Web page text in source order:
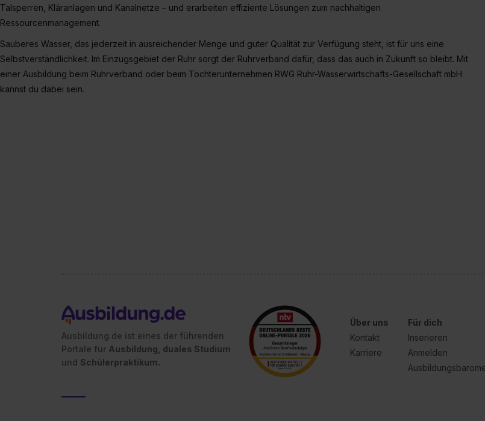
Talsperren, Kläranlagen und Kanalnetze – und erarbeiten effiziente Lösungen zum nachhaltigen
Ressourcenmanagement.
Sauberes Wasser, das jederzeit in ausreichender Menge und guter Qualität zur Verfügung steht, ist für uns eine
Selbstverständlichkeit. Im Einzugsgebiet der Ruhr sorgt der Ruhrverband dafür, dass das auch in Zukunft so bleibt. Mit
einer Ausbildung beim Ruhrverband oder beim Tochterunternehmen RWG Ruhr-Wasserwirtschafts-Gesellschaft mbH
kannst du dabei sein.
Ausbildung.de ist eines der führenden
Portale für Ausbildung, duales Studium
und Schülerpraktikum.
Über uns
Kontakt
Karriere
Für dich
Inserieren
Anmelden